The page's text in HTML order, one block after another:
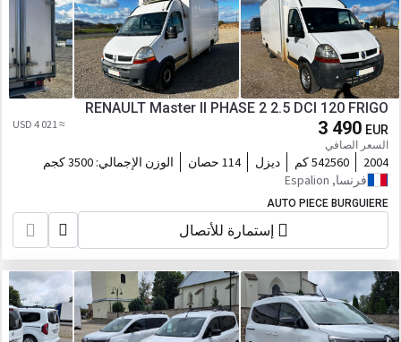
RENAULT Master II PHASE 2 2.5 DCI 120 FRIGO
3 490 EUR
السعر الصافي
≈ 4 021 USD
2004 542560 كم ديزل 114 حصان الوزن الإجمالي: 3500 كجم
فرنسا, Espalion
AUTO PIECE BURGUIERE
إستمارة للأتصال